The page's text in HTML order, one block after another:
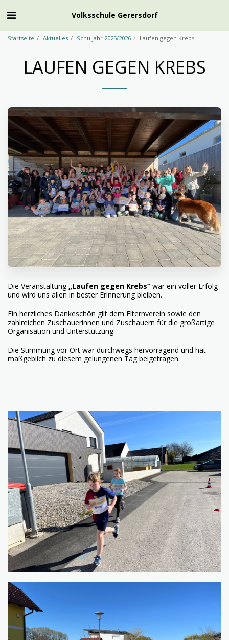
Volksschule Gerersdorf
Startseite Aktuelles Schuljahr 2025/2026 Laufen gegen Krebs
LAUFEN GEGEN KREBS
Die Veranstaltung„Laufen gegen Krebs“ war ein voller Erfolg
und wird uns allen in bester Erinnerung bleiben.
Ein herzliches Dankeschön gilt dem Elternverein sowie den
zahlreichen Zuschauerinnen und Zuschauern für die großartige
Organisation und Unterstützung.
Die Stimmung vor Ort war durchwegs hervorragend und hat
maßgeblich zu diesem gelungenen Tag beigetragen.